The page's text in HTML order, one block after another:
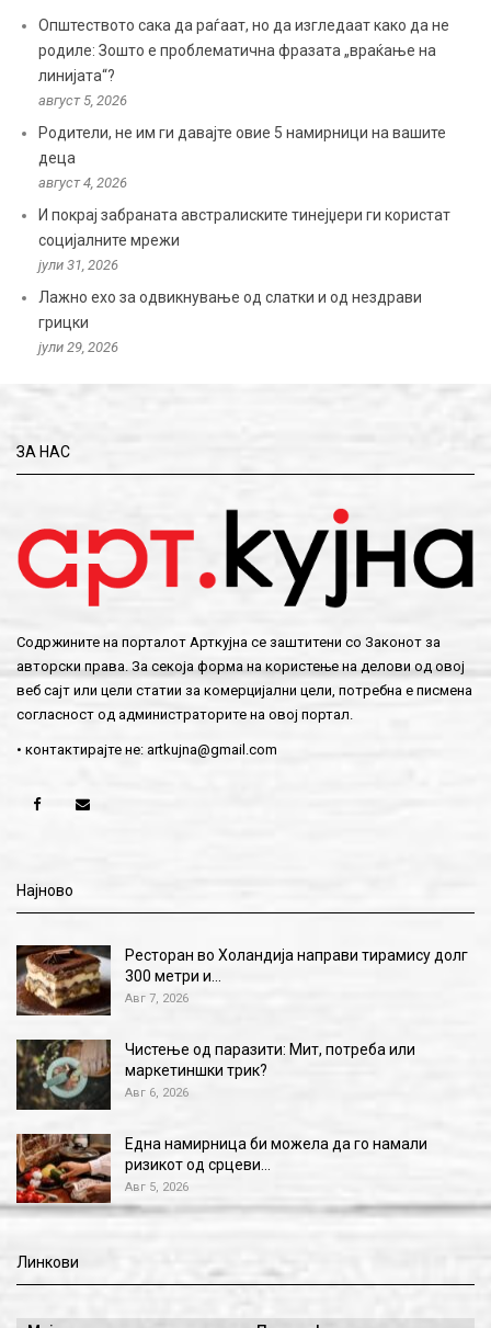
Општеството сака да раѓаат, но да изгледаат како да не
родиле: Зошто е проблематична фразата „враќање на
линијата“?
август 5, 2026
Родители, не им ги давајте овие 5 намирници на вашите
деца
август 4, 2026
И покрај забраната австралиските тинејџери ги користат
социјалните мрежи
јули 31, 2026
Лажно ехо за одвикнување од слатки и од нездрави
грицки
јули 29, 2026
ЗА НАС
Содржините на порталот Арткујна се заштитени со Законот за
авторски права. За секоја форма на користење на делови од овој
веб сајт или цели статии за комерцијални цели, потребна е писмена
согласност од администраторите на овој портал.
• контактирајте не: artkujna@gmail.com
Најново
Ресторан во Холандија направи тирамису долг
300 метри и…
Авг 7, 2026
Чистење од паразити: Мит, потреба или
маркетиншки трик?
Авг 6, 2026
Една намирница би можела да го намали
ризикот од срцеви…
Авг 5, 2026
Линкови